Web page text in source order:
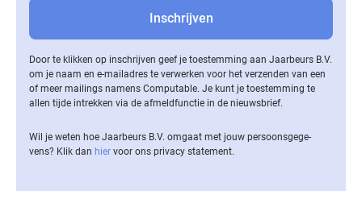
Door te klikken op inschrijven geef je toestemming aan Jaarbeurs B.V.
om je naam en e-mailadres te verwerken voor het verzenden van een
of meer mailings namens Computable. Je kunt je toestemming te
allen tijde intrekken via de af­meld­func­tie in de nieuwsbrief.
Wil je weten hoe Jaarbeurs B.V. omgaat met jouw per­soons­ge­ge­
vens? Klik dan hier voor ons privacy statement.